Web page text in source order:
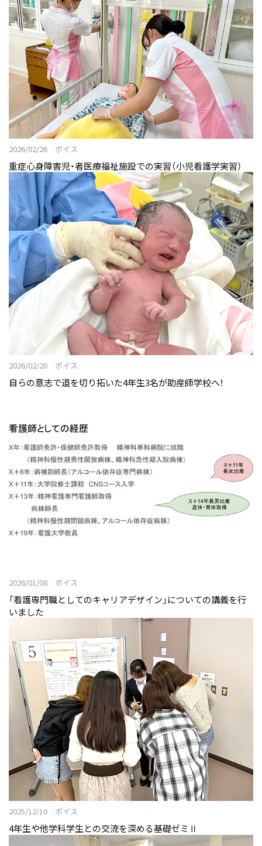
2026/02/26 ボイス
重症心身障害児・者医療福祉施設での実習（小児看護学実習）
2026/02/20 ボイス
自らの意志で道を切り拓いた4年生3名が助産師学校へ！
2026/01/08 ボイス
「看護専門職としてのキャリアデザイン」についての講義を行
いました
2025/12/10 ボイス
4年生や他学科学生との交流を深める基礎ゼミⅡ